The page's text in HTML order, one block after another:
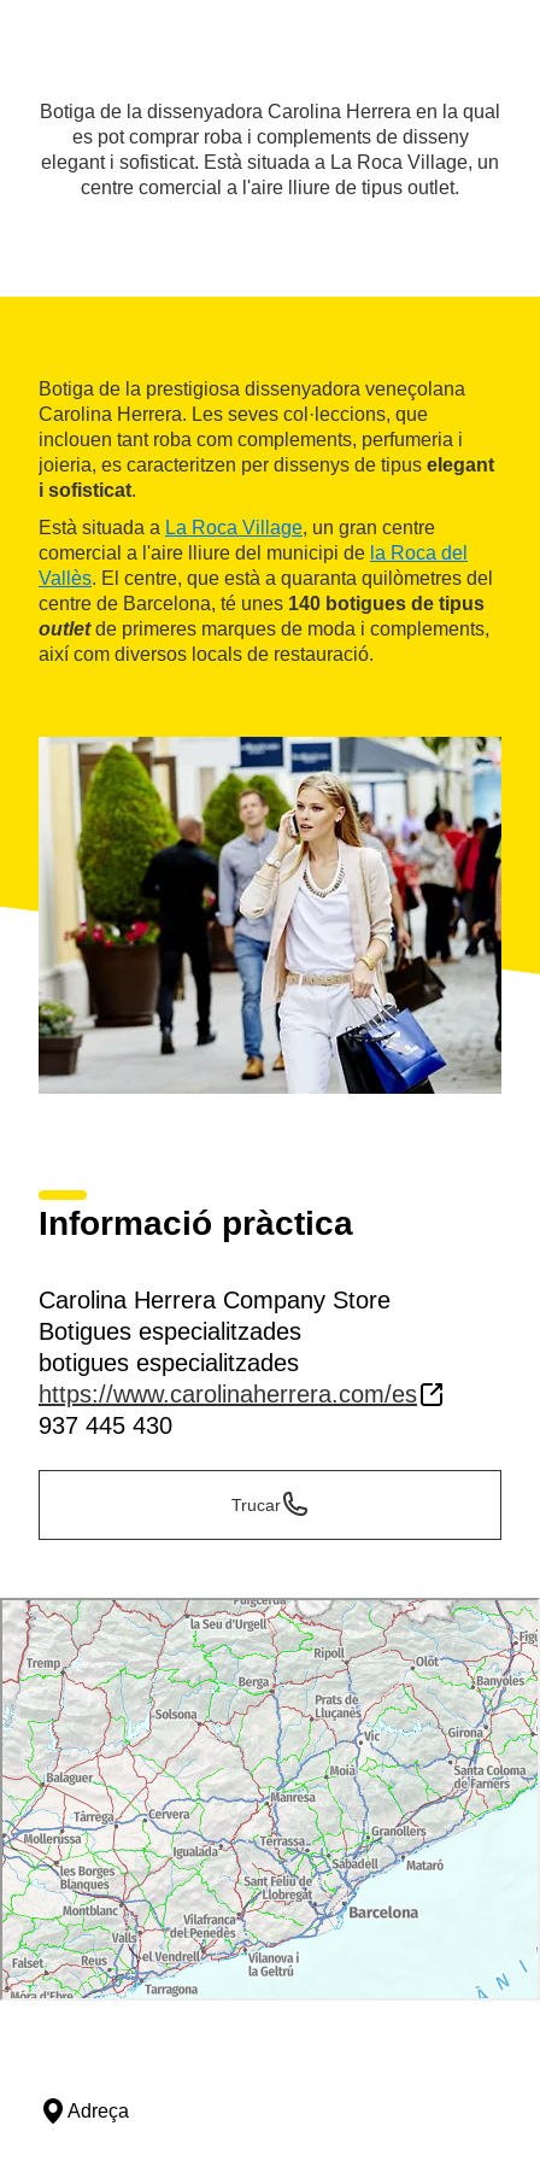
Botiga de la dissenyadora Carolina Herrera en la qual
es pot comprar roba i complements de disseny
elegant i sofisticat. Està situada a La Roca Village, un
centre comercial a l'aire lliure de tipus outlet.
Botiga de la prestigiosa dissenyadora veneçolana
Carolina Herrera. Les seves col·leccions, que
inclouen tant roba com complements, perfumeria i
joieria, es caracteritzen per dissenys de tipus elegant
i sofisticat.
Està situada a La Roca Village, un gran centre
comercial a l'aire lliure del municipi de la Roca del
Vallès. El centre, que està a quaranta quilòmetres del
centre de Barcelona, té unes 140 botigues de tipus
outletde primeres marques de moda i complements,
així com diversos locals de restauració.
Informació pràctica
Carolina Herrera Company Store
Botigues especialitzades
botigues especialitzades
https://www.carolinaherrera.com/es
937 445 430
Trucar
Adreça